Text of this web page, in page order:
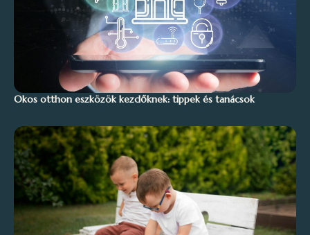
Okos otthon eszközök kezdőknek: tippek és tanácsok